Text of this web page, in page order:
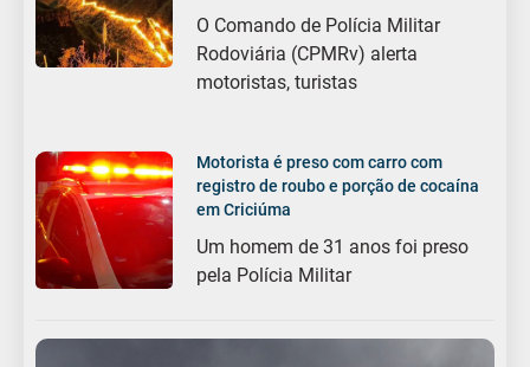
O Comando de Polícia Militar
Rodoviária (CPMRv) alerta
motoristas, turistas
Motorista é preso com carro com
registro de roubo e porção de cocaína
em Criciúma
Um homem de 31 anos foi preso
pela Polícia Militar